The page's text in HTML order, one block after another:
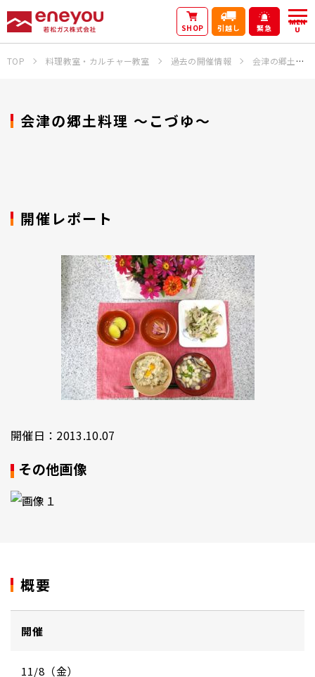
SHOP 引越し 緊急
MEN
U
TOP 料理教室・カルチャー教室 過去の開催情報 会津の郷土料理 ～こづゆ～
会津の郷土料理 ～こづゆ～
開催レポート
開催日：2013.10.07
その他画像
概要
開催
11/8（金）